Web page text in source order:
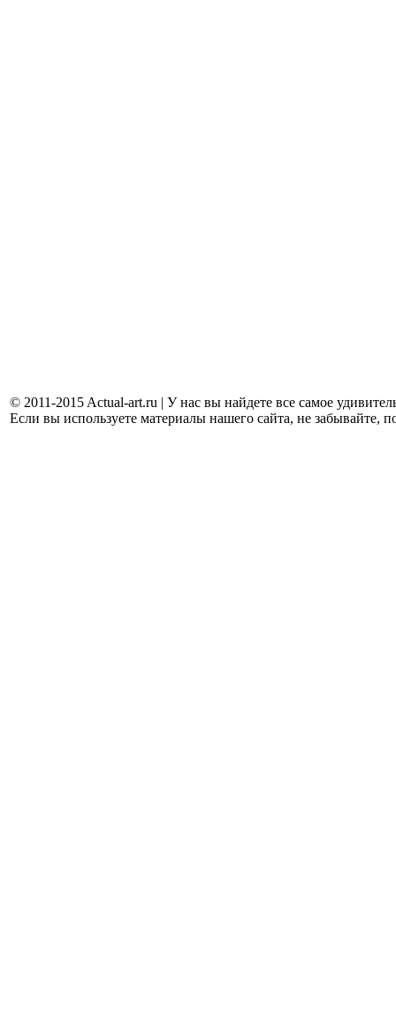
© 2011-2015 Actual-art.ru | У нас вы найдете все самое
Если вы используете материалы нашего сайта, не забывайте,